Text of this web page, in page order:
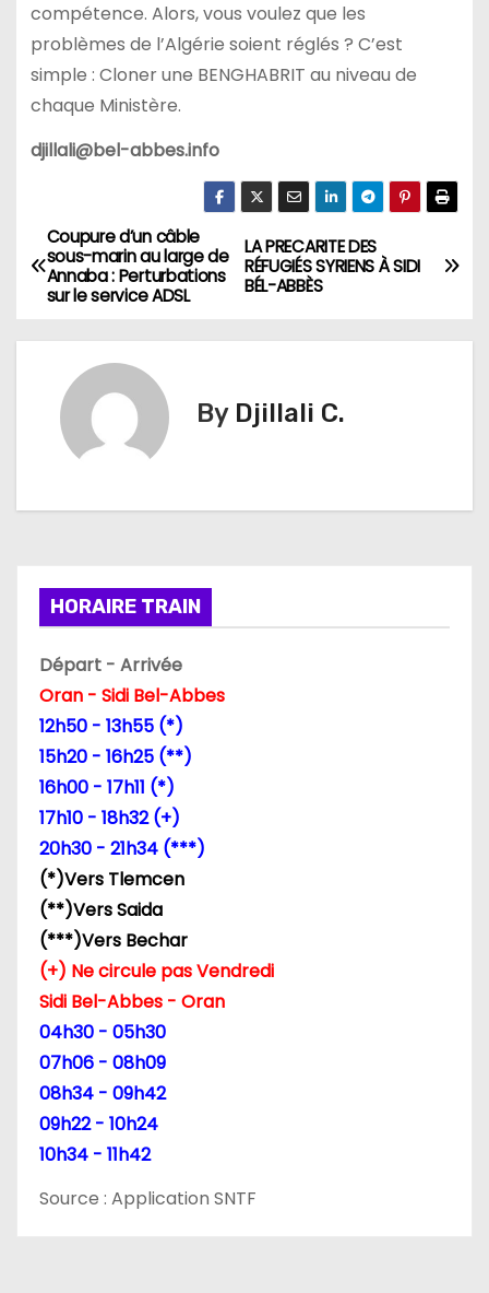
compétence. Alors, vous voulez que les
problèmes de l’Algérie soient réglés ? C’est
simple : Cloner une BENGHABRIT au niveau de
chaque Ministère.
djillali@bel-abbes.info
N
a
v
t
o
n
d
e
a
r
t
c
e
LA PRECARITE DES
RÉFUGIÉS SYRIENS À SIDI
BÉL-ABBÈS
Coupure d’un câble
sous-marin au large de
Annaba : Perturbations
sur le service ADSL
By Djillali C.
HORAIRE TRAIN
Départ - Arrivée
Oran - Sidi Bel-Abbes
12h50 - 13h55 (*)
15h20 - 16h25 (**)
16h00 - 17h11 (*)
17h10 - 18h32 (+)
20h30 - 21h34 (***)
(*)Vers Tlemcen
(**)Vers Saida
(***)Vers Bechar
(+) Ne circule pas Vendredi
Sidi Bel-Abbes - Oran
04h30 - 05h30
07h06 - 08h09
08h34 - 09h42
09h22 - 10h24
10h34 - 11h42
Source : Application SNTF